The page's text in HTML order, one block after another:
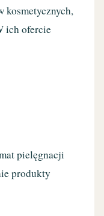
kosmetycznych,
ich ofercie
pielęgnacji
produkty